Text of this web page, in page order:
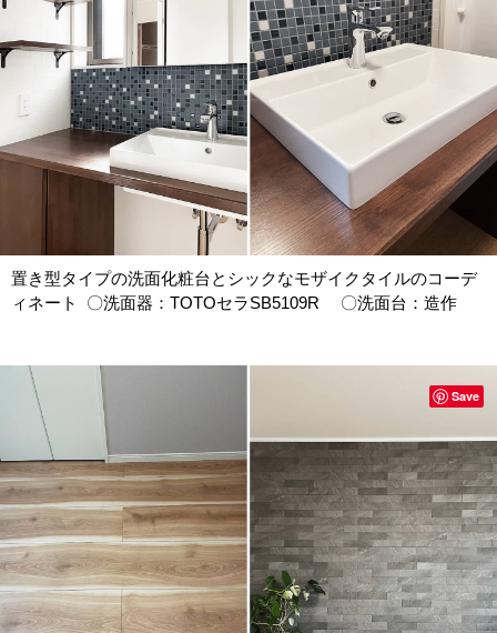
置き型タイプの洗面化粧台とシックなモザイクタイルのコーデ
ィネート 〇洗面器：TOTOセラSB5109R 〇洗面台：造作
Save